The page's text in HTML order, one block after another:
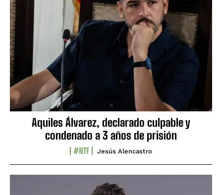
Aquiles Álvarez, declarado culpable y
condenado a 3 años de prisión
#NTF Jesús Alencastro